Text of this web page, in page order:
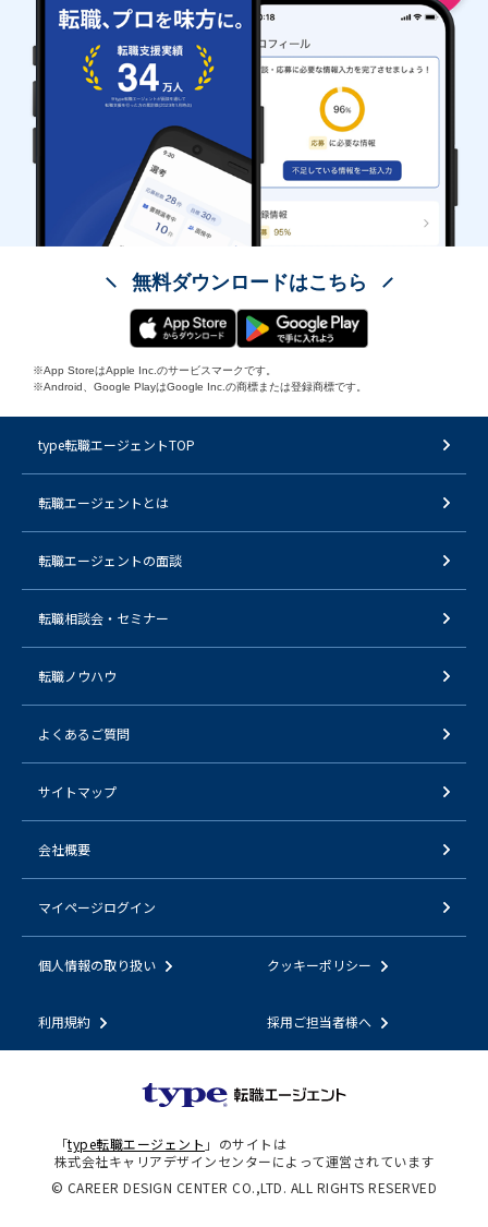
無料ダウンロードはこちら
※App StoreはApple Inc.のサービスマークです。
※Android、Google PlayはGoogle Inc.の商標または登録商標です。
type転職エージェントTOP
転職エージェントとは
転職エージェントの面談
転職相談会・セミナー
転職ノウハウ
よくあるご質問
サイトマップ
会社概要
マイページログイン
個人情報の取り扱い クッキーポリシー
利用規約 採用ご担当者様へ
「type転職エージェント 」のサイトは
株式会社キャリアデザインセンターによって運営されています
© CAREER DESIGN CENTER CO.,LTD. ALL RIGHTS RESERVED